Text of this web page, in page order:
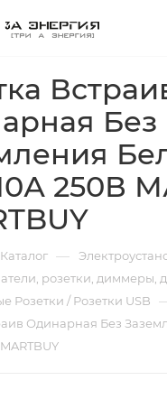
Без
250В
Каталог —
розетки, диммеры,
Розетки / Розетки USB
Одинарная Без